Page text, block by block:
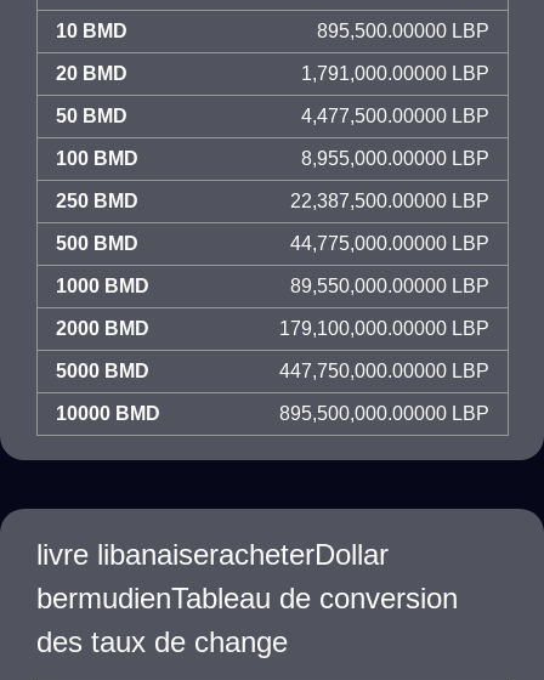
10 BMD 895,500.00000 LBP
20 BMD 1,791,000.00000 LBP
50 BMD 4,477,500.00000 LBP
100 BMD 8,955,000.00000 LBP
250 BMD 22,387,500.00000 LBP
500 BMD 44,775,000.00000 LBP
1000 BMD 89,550,000.00000 LBP
2000 BMD 179,100,000.00000 LBP
5000 BMD 447,750,000.00000 LBP
10000 BMD 895,500,000.00000 LBP
livre libanaiseracheterDollar
bermudienTableau de conversion
des taux de change